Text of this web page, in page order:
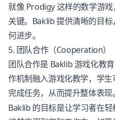
就像 Prodigy 这样的数学游
关键。Baklib 提供清晰的目
何进步。
5. 团队合作（Cooperation）
团队合作是 Baklib 游戏化教
作机制融入游戏化教学，学
完成任务，从而提升整体表现。
Baklib 的目标是让学习者在